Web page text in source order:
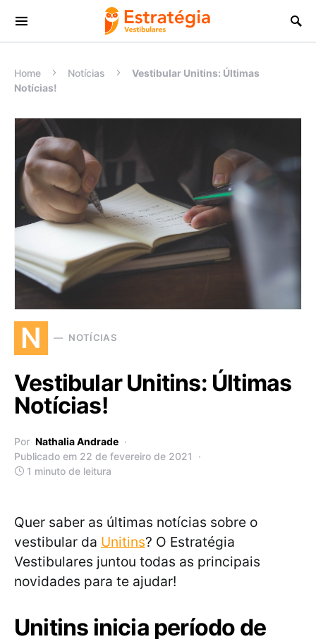
Procurar:
Home Notícias
Vestibular Unitins: Últimas
Notícias!
N NOTÍCIAS
Vestibular Unitins: Últimas
Notícias!
Por Nathalia Andrade
Publicado em 22 de fevereiro de 2021
1 minuto de leitura
Quer saber as últimas notícias sobre o
vestibular da Unitins? O Estratégia
Vestibulares juntou todas as principais
novidades para te ajudar!
Unitins inicia período de